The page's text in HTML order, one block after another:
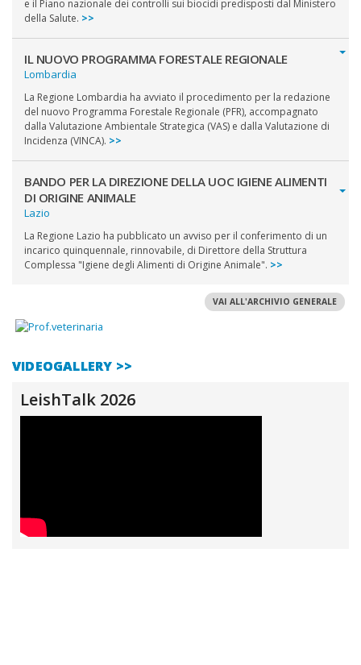
e il Piano nazionale dei controlli sui biocidi predisposti dal Ministero
della Salute. >>
IL NUOVO PROGRAMMA FORESTALE REGIONALE
Lombardia
La Regione Lombardia ha avviato il procedimento per la redazione
del nuovo Programma Forestale Regionale (PFR), accompagnato
dalla Valutazione Ambientale Strategica (VAS) e dalla Valutazione di
Incidenza (VINCA). >>
BANDO PER LA DIREZIONE DELLA UOC IGIENE ALIMENTI
DI ORIGINE ANIMALE
Lazio
La Regione Lazio ha pubblicato un avviso per il conferimento di un
incarico quinquennale, rinnovabile, di Direttore della Struttura
Complessa "Igiene degli Alimenti di Origine Animale". >>
VAI ALL'ARCHIVIO GENERALE
VIDEOGALLERY >>
LeishTalk 2026